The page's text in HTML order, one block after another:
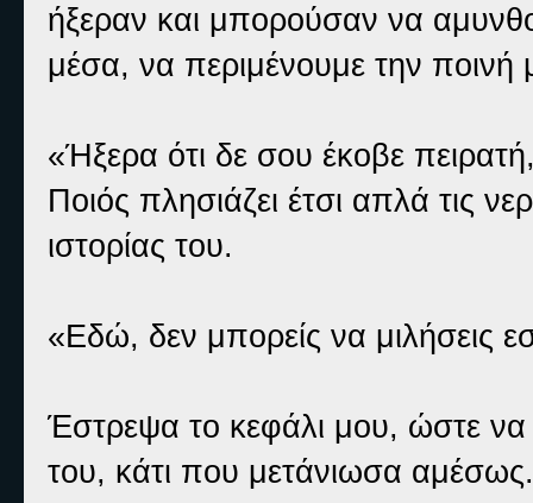
ήξεραν και μπορούσαν να
μέσα, να περιμένουμε την ποινή
«Ήξερα ότι δε σου έκοβε
Ποιός πλησιάζει έτσι απλά τις
ιστορίας του.
«Εδώ, δεν μπορείς να μιλήσεις
Έστρεψα το κεφάλι μου, ώστε
του, κάτι που μετάνιωσα αμέσως.